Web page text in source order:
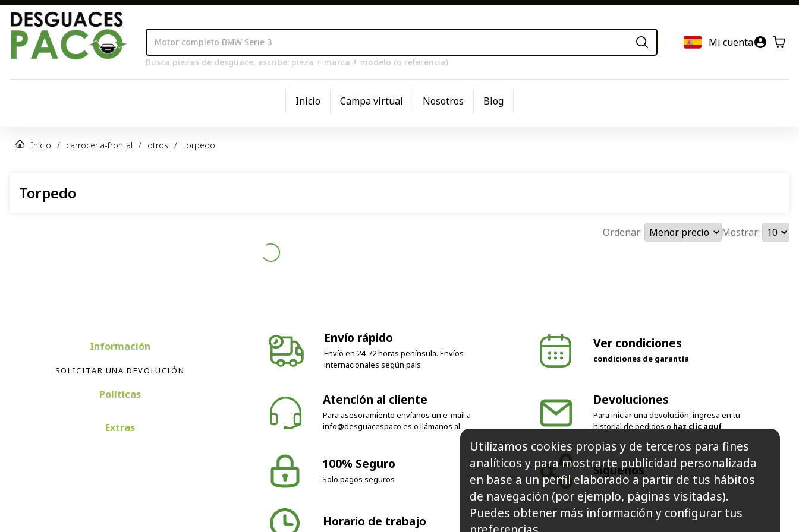
Busca piezas de desguace, escribe: pieza + marca + modelo (o referencia)
Mi cuenta
Inicio Campa virtual Nosotros Blog
Inicio / carroceria-frontal / otros / torpedo
Torpedo
Ordenar: Mostrar:
SOLICITAR UNA DEVOLUCIÓN
Políticas
Envío en 24-72 horas península. Envíos
internacionales según país
condiciones de garantía
Para asesoramiento envíanos un e-mail a
info@desguacespaco.es o llámanos al
Para iniciar una devolución, ingresa en tu
historial de pedidos o
Solo pagos seguros
Síguenos
Utilizamos cookies propias y de terceros para fines
analíticos y para mostrarte publicidad personalizada
en base a un perfil elaborado a partir de tus hábitos
de navegación (por ejemplo, páginas visitadas).
Puedes obtener más información y configurar tus